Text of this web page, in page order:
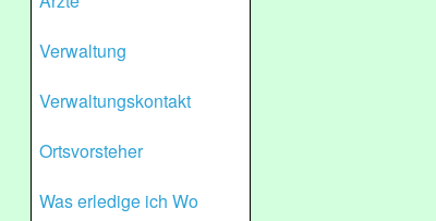
Verwaltung
Verwaltungskontakt
Ortsvorsteher
Was erledige ich Wo